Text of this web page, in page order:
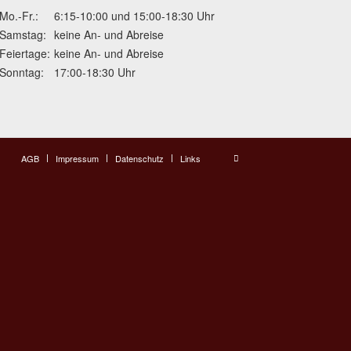
Mo.-Fr.:
6:15-10:00 und 15:00-18:30 Uhr
Samstag: keine An- und Abreise
Feiertage: keine An- und Abreise
Sonntag:
17:00-18:30 Uhr
AGB Impressum Datenschutz Links